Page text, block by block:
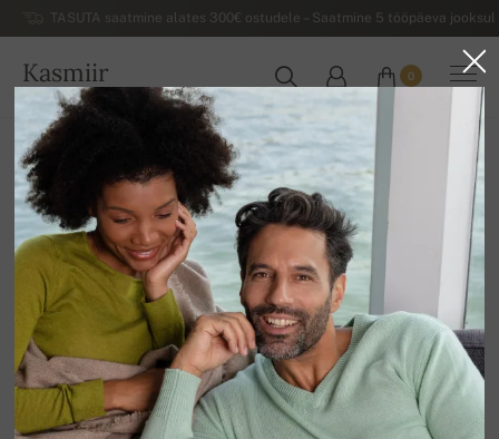
TASUTA saatmine alates 300€ ostudele – Saatmine 5 tööpäeva
Kasmiir
EESTI
0
Koju